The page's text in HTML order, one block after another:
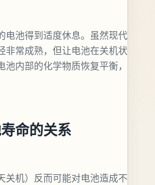
电池得到适度休息。虽然现代
非常成熟，但让电池在关机状
内部的化学物质恢复平衡，
命的关系
关机）反而可能对电池造成不